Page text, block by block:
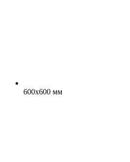
600x600 мм